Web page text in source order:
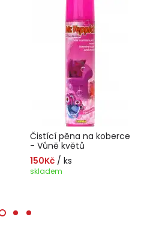
Čistící pěna na koberce
- Vůně květů
150Kč / ks
skladem